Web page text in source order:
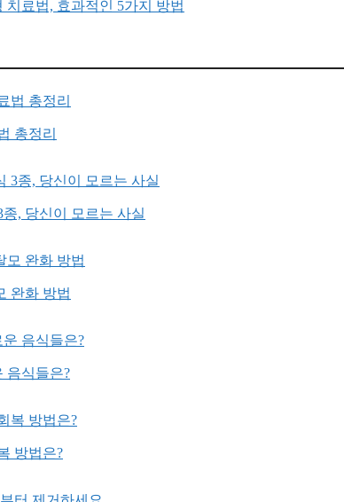
료법, 효과적인 5가지 방법
총정리
, 당신이 모르는 사실
완화 방법
음식들은?
방법은?